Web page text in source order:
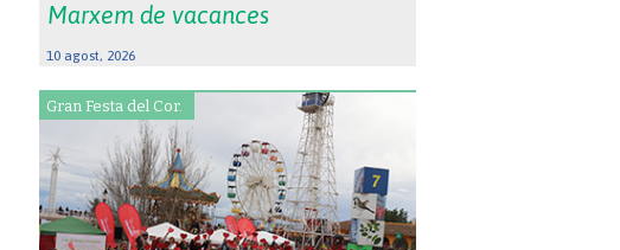
Marxem de vacances
10 agost, 2026
Gran Festa del Cor.